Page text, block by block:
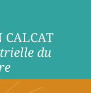
CALCAT
du